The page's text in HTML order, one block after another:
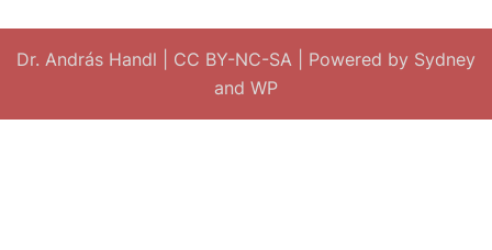
Dr. András Handl CC BY-NC-SA | Powered by Sydney
and WP